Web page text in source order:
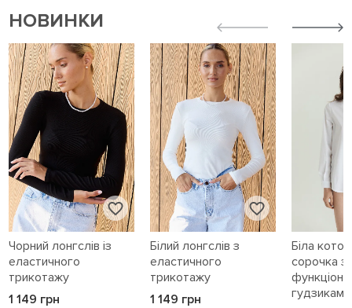
НОВИНКИ
Чорний лонгслів із
еластичного
трикотажу
1 149 грн
Білий лонгслів з
еластичного
трикотажу
1 149 грн
Біла
сорочка з
гудзиками